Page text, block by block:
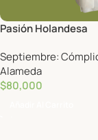
Pasión Holandesa
Septiembre:
Alameda
$80,000